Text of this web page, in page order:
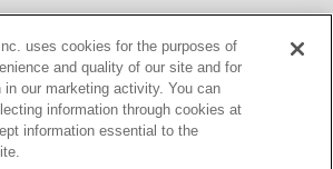
報サービス WEBサイト・システム向け地
け地図開発キット MapFan DB 住所確認
トリマ広告 Geo-Research
uses cookies for the purposes of
and quality of our site and for
in our marketing activity. You can
information through cookies at
information essential to the